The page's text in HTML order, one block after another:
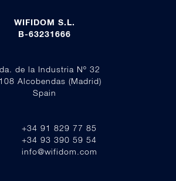
WIFIDOM S.L.
B-63231666
de la Industria Nº 32
Alcobendas (Madrid)
Spain
+34 91 829 77 85
+34 93 390 59 54
info@wifidom.com